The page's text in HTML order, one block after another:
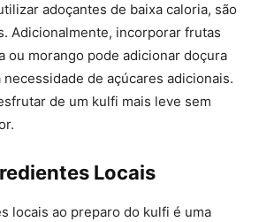
adoçantes de baixa caloria, são
Adicionalmente, incorporar frutas
ou morango pode adicionar doçura
de açúcares adicionais.
de um kulfi mais leve sem
Locais
locais ao preparo do kulfi é uma